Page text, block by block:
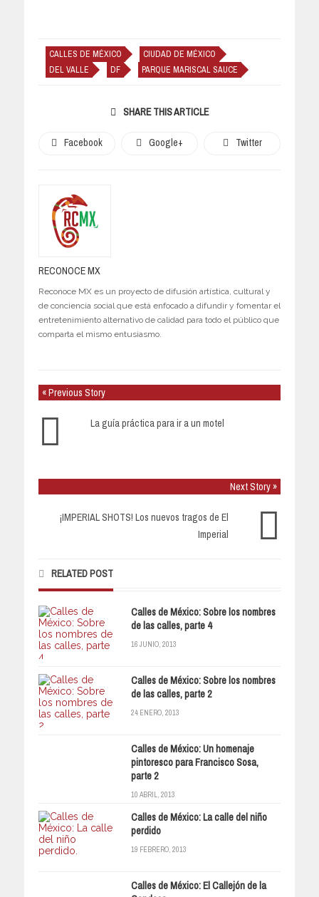
CALLES DE MÉXICO
CIUDAD DE MÉXICO
DEL VALLE
DF PARQUE MARISCAL SAUCE
SHARE THIS ARTICLE
Facebook Google+ Twitter
RECONOCE MX
Reconoce MX es un proyecto de difusión artística, cultural y
de conciencia social que está enfocado a difundir y fomentar el
entretenimiento alternativo de calidad para todo el público que
comparta el mismo entusiasmo.
« Previous Story
La guía práctica para ir a un motel
Next Story »
¡IMPERIAL SHOTS! Los nuevos tragos de El
Imperial
RELATED POST
Calles de México: Sobre los nombres
de las calles, parte 4
16 JUNIO, 2013
Calles de México: Sobre los nombres
de las calles, parte 2
24 ENERO, 2013
Calles de México: Un homenaje
pintoresco para Francisco Sosa,
parte 2
10 ABRIL, 2013
Calles de México: La calle del niño
perdido
19 FEBRERO, 2013
Calles de México: El Callejón de la